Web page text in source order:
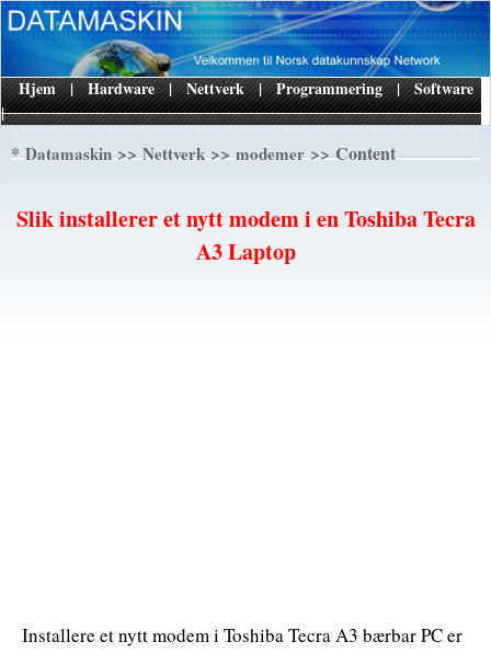
|
Hjem | Hardware | Nettverk | Programmering | Software
*Datamaskin>>Nettverk>>modemer>> Content
Slik installerer et nytt modem i en Toshiba Tecra
A3 Laptop
Installere et nytt modem i Toshiba Tecra A3 bærbar PC er